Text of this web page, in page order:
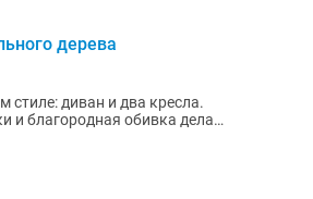
дерева
стиле: диван и два кресла.
и благородная обивка делают